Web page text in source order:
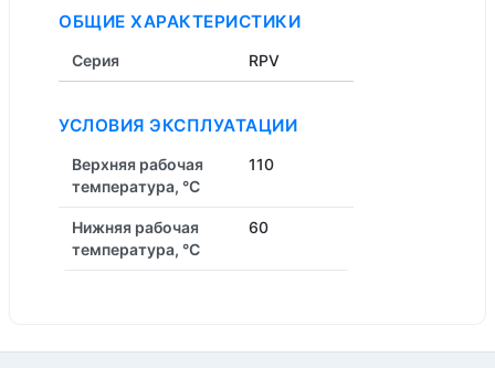
ОБЩИЕ ХАРАКТЕРИСТИКИ
Серия RPV
УСЛОВИЯ ЭКСПЛУАТАЦИИ
Верхняя рабочая
температура, °C
110
Нижняя рабочая
температура, °C
60